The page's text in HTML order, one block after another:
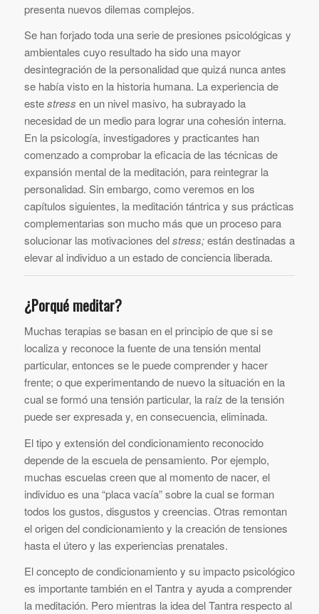
presenta nuevos dilemas complejos.
Se han forjado toda una serie de presiones psicológicas y
ambientales cuyo resultado ha sido una mayor
desintegración de la personalidad que quizá nunca antes
se había visto en la historia humana. La experiencia de
estestress en un nivel masivo, ha subrayado la
necesidad de un medio para lograr una cohesión interna.
En la psicología, investigadores y practicantes han
comenzado a comprobar la eficacia de las técnicas de
expansión mental de la meditación, para reintegrar la
personalidad. Sin embargo, como veremos en los
capítulos siguientes, la meditación tántrica y sus prácticas
complementarias son mucho más que un proceso para
solucionar las motivaciones delstress;están destinadas a
elevar al individuo a un estado de conciencia liberada.
¿Porqué meditar?
Muchas terapias se basan en el principio de que si se
localiza y reconoce la fuente de una tensión mental
particular, entonces se le puede comprender y hacer
frente; o que experimentando de nuevo la situación en la
cual se formó una tensión particular, la raíz de la tensión
puede ser expresada y, en consecuencia, eliminada.
El tipo y extensión del condicionamiento reconocido
depende de la escuela de pensamiento. Por ejemplo,
muchas escuelas creen que al momento de nacer, el
individuo es una “placa vacía” sobre la cual se forman
todos los gustos, disgustos y creencias. Otras remontan
el origen del condicionamiento y la creación de tensiones
hasta el útero y las experiencias prenatales.
El concepto de condicionamiento y su impacto psicológico
es importante también en el Tantra y ayuda a comprender
la meditación. Pero mientras la idea del Tantra respecto al